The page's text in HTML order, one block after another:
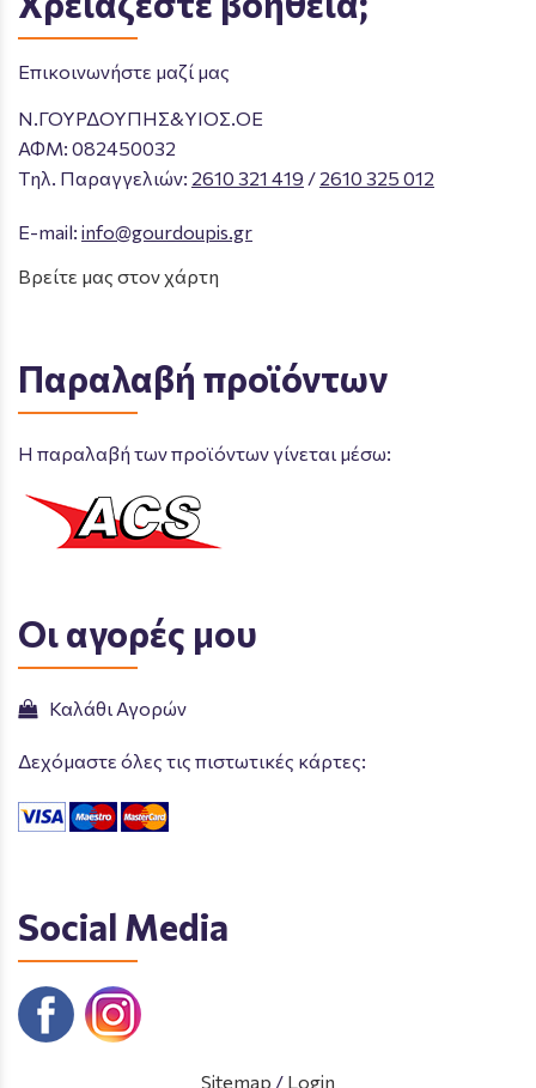
Επικοινωνήστε μαζί μας
Ν.ΓΟΥΡΔΟΥΠΗΣ&ΥΙΟΣ.ΟΕ
ΑΦΜ: 082450032
Tηλ. Παραγγελιών: 2610 321 419 / 2610 325 012
E-mail: info@gourdoupis.gr
Βρείτε μας στον χάρτη
Παραλαβή προϊόντων
Η παραλαβή των προϊόντων γίνεται μέσω:
Οι αγορές μου
Καλάθι Αγορών
Δεχόμαστε όλες τις πιστωτικές κάρτες:
Social Media
Sitemap / Login